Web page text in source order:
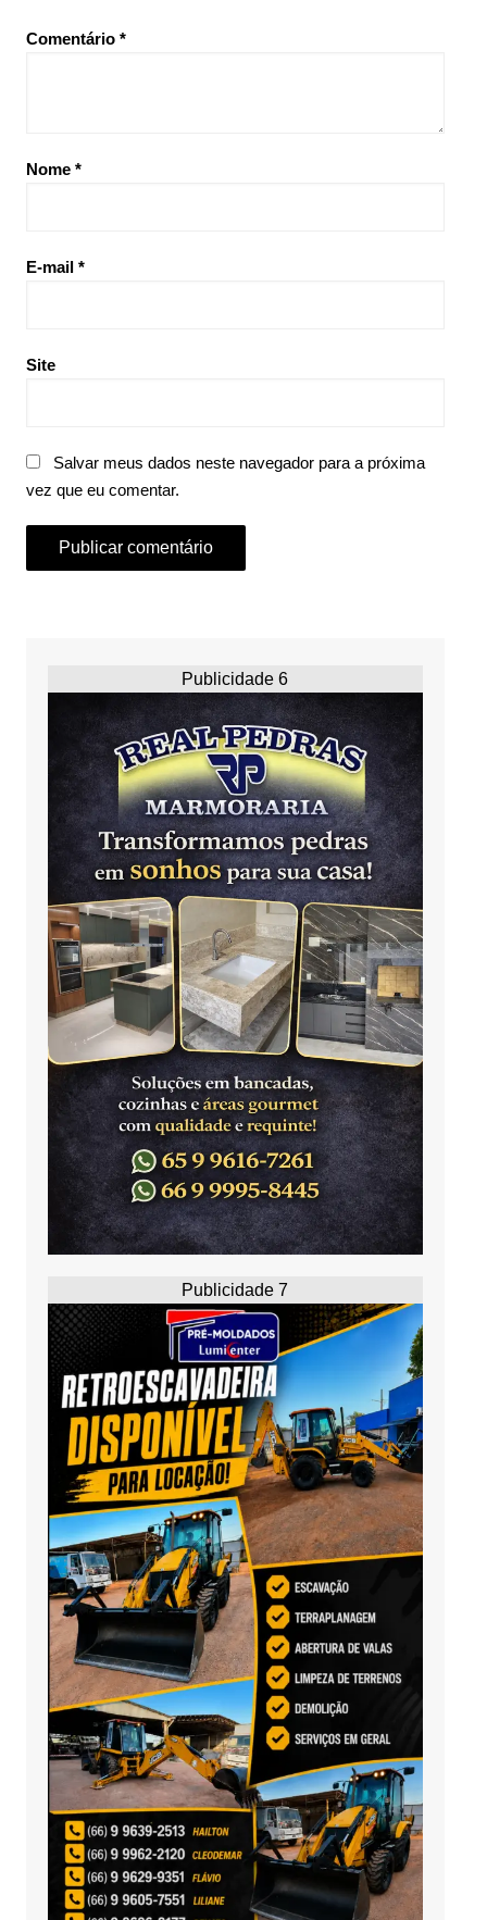
Comentário *
Nome *
E-mail *
Site
Salvar meus dados neste navegador para a próxima
vez que eu comentar.
Publicidade 6
Publicidade 7